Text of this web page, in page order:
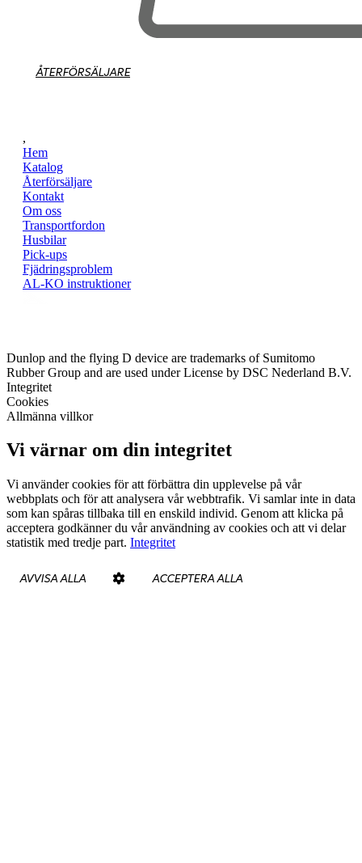
ÅTERFÖRSÄLJARE
,
Hem
Katalog
Återförsäljare
Kontakt
Om oss
Transportfordon
Husbilar
Pick-ups
Fjädringsproblem
AL-KO instruktioner
Dunlop and the flying D device are trademarks of Sumitomo
Rubber Group and are used under License by DSC Nederland B.V.
Integritet
Cookies
Allmänna villkor
Vi värnar om din integritet
Vi använder cookies för att förbättra din upplevelse på vår
webbplats och för att analysera vår webbtrafik. Vi samlar inte in data
som kan spåras tillbaka till en enskild individ. Genom att klicka på
acceptera godkänner du vår användning av cookies och att vi delar
statistik med tredje part. Integritet
AVVISA ALLA ACCEPTERA ALLA